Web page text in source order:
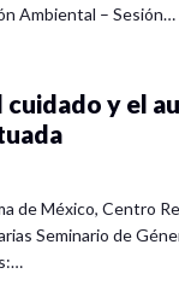
Ambiental – Sesión…
cuidado y el
de México, Centro
Seminario de